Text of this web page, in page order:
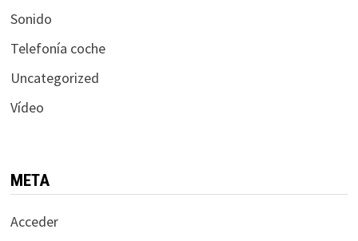
Sonido
Telefonía coche
Uncategorized
Vídeo
META
Acceder